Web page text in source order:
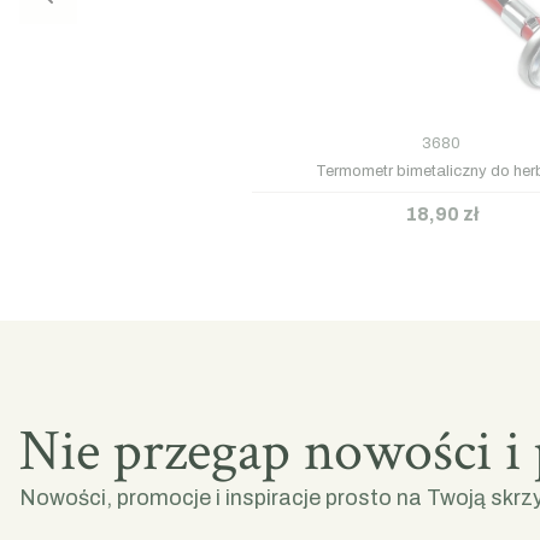
3680
Termometr bimetaliczny do
18,90 zł
Nie przegap nowości
Nowości, promocje i inspiracje prosto na Twoją